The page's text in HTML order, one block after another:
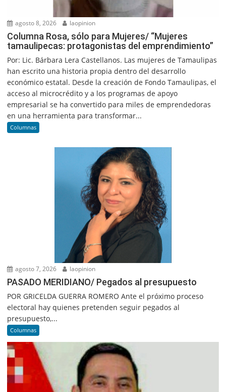
agosto 8, 2026 laopinion
Columna Rosa, sólo para Mujeres/ “Mujeres
tamaulipecas: protagonistas del emprendimiento”
Por: Lic. Bárbara Lera Castellanos. Las mujeres de Tamaulipas
han escrito una historia propia dentro del desarrollo
económico estatal. Desde la creación de Fondo Tamaulipas, el
acceso al microcrédito y a los programas de apoyo
empresarial se ha convertido para miles de emprendedoras
en una herramienta para transformar...
Columnas
agosto 7, 2026 laopinion
PASADO MERIDIANO/ Pegados al presupuesto
POR GRICELDA GUERRA ROMERO Ante el próximo proceso
electoral hay quienes pretenden seguir pegados al
presupuesto,...
Columnas